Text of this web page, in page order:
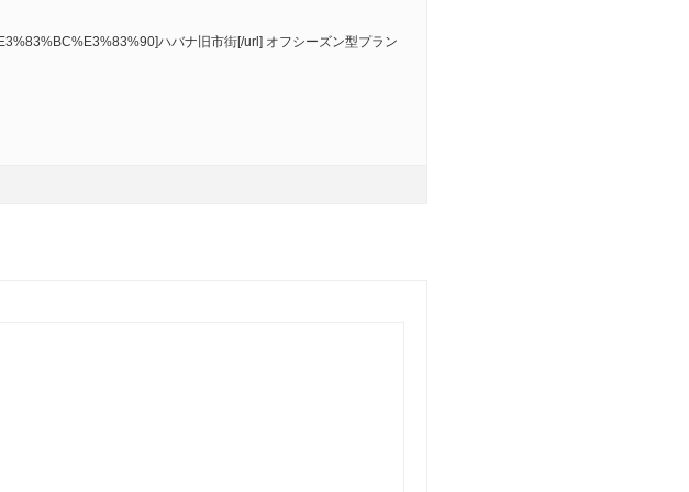
ハバナ旧市街[/url] オフシーズン型プラン